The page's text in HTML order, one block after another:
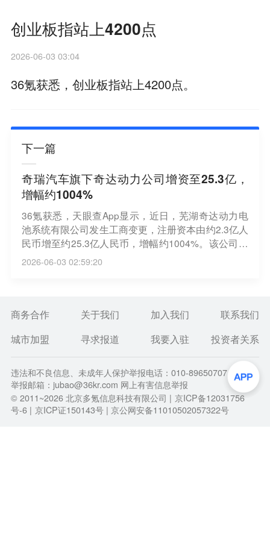
创业板指站上4200点
2026-06-03 03:04
36氪获悉，创业板指站上4200点。
下一篇
奇瑞汽车旗下奇达动力公司增资至25.3亿，
增幅约1004%
36氪获悉，天眼查App显示，近日，芜湖奇达动力电
池系统有限公司发生工商变更，注册资本由约2.3亿人
民币增至约25.3亿人民币，增幅约1004%。该公司成
立于2015年6月，法定代表人为李中兵，经营范围包
2026-06-03 02:59:20
商务合作 关于我们 加入我们
联系我们
城市加盟
寻求报道 我要入驻 投资者关系
违法和不良信息、未成年人保护举报电话：010-89650707
举报邮箱：jubao@36kr.com 网上有害信息举报
© 2011~2026北京多氪信息科技有限公司 | 京ICP备12031756
号-6 | 京ICP证150143号 | 京公网安备11010502057322号